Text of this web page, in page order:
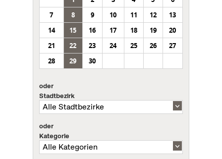
7
8 9 10 11 12
13
14
15 16 17 18 19
20
21
22 23 24 25 26
27
28
29 30
oder
Stadtbezirk
oder
Kategorie